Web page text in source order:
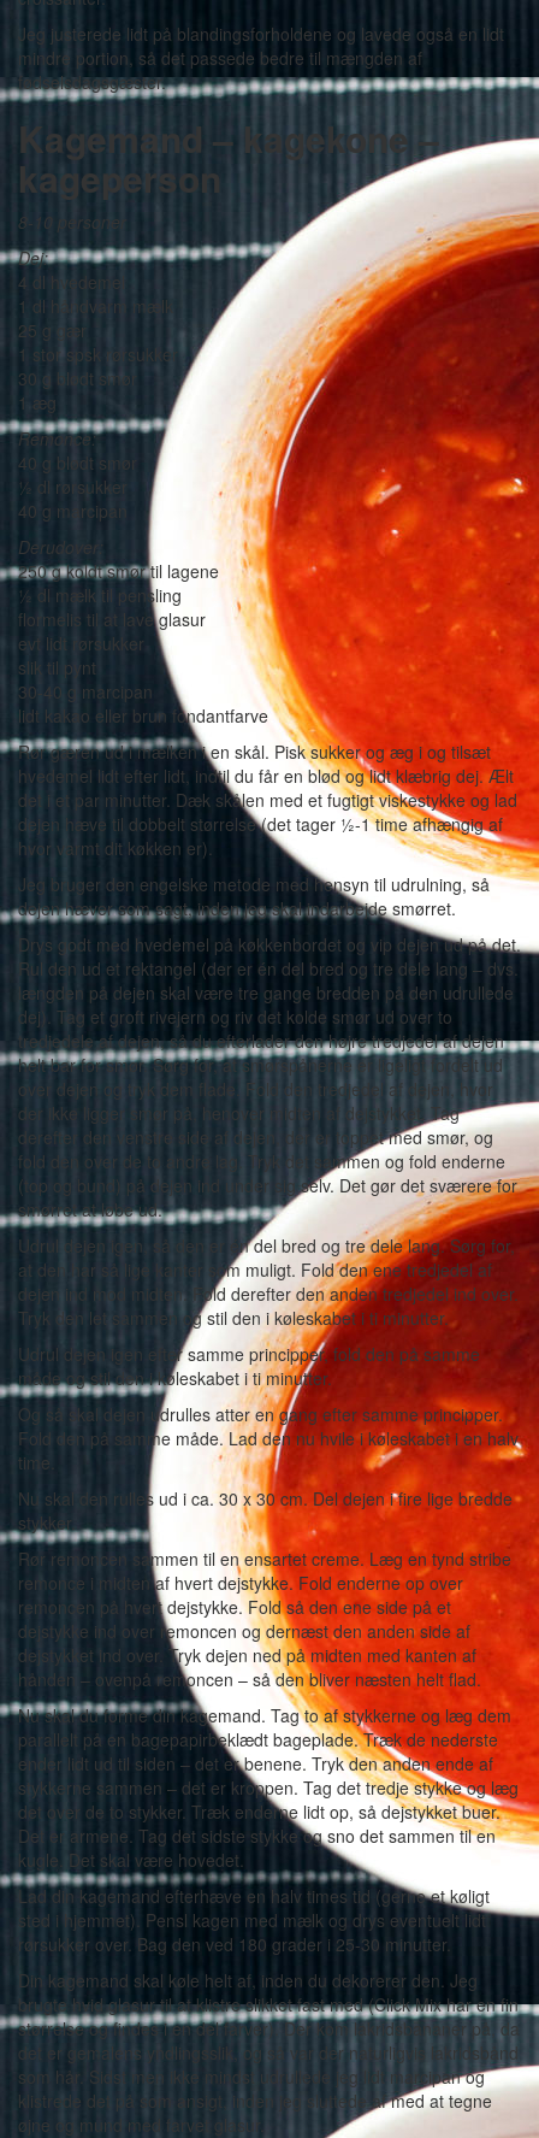
Jeg justerede lidt på blandingsforholdene og lavede også en lidt
mindre portion, så det passede bedre til mængden af
fødselsdagsgæster.
Kagemand – kagekone –
kageperson
8-10 personer
Dej:
4 dl hvedemel
1 dl håndvarm mælk
25 g gær
1 stor spsk rørsukker
30 g blødt smør
1 æg
Remonce:
40 g blødt smør
½ dl rørsukker
40 g marcipan
Derudover:
250 g koldt smør til lagene
½ dl mælk til pensling
flormelis til at lave glasur
evt lidt rørsukker
slik til pynt
30-40 g marcipan
lidt kakao eller brun fondantfarve
Rør gæren ud i mælken i en skål. Pisk sukker og æg i og tilsæt
hvedemel lidt efter lidt, indtil du får en blød og lidt klæbrig dej. Ælt
det i et par minutter. Dæk skålen med et fugtigt viskestykke og lad
dejen hæve til dobbelt størrelse (det tager ½-1 time afhængig af
hvor varmt dit køkken er).
Jeg bruger den engelske metode med hensyn til udrulning, så
dejen hæver som sagt, inden jeg skal indarbejde smørret.
Drys godt med hvedemel på køkkenbordet og vip dejen ud på det.
Rul den ud et rektangel (der er én del bred og tre dele lang – dvs.
længden på dejen skal være tre gange bredden på den udrullede
dej). Tag et groft rivejern og riv det kolde smør ud over to
tredjedele af dejen, så du efterlader den højre tredjedel af dejen
helt bar for smør. Sørg for, at smørspånerne er ligeligt fordelt ud
over dejen og tryk dem flade. Fold den tredjedel af dejen, hvor
der ikke ligger smør på, henover midten af dejstykket. Tag
derefter den venstre side af dejen, der er toppet med smør, og
fold den over de to andre lag. Tryk det sammen og fold enderne
(top og bund) på dejen ind under sig selv. Det gør det sværere for
smørret at løbe ud.
Udrul dejen igen, så den er én del bred og tre dele lang. Sørg for,
at den har så lige kanter som muligt. Fold den ene tredjedel af
dejen ind mod midten. Fold derefter den anden tredjedel ind over.
Tryk den let sammen og stil den i køleskabet i ti minutter.
Udrul dejen igen efter samme principper, fold den på samme
måde og stil den i køleskabet i ti minutter.
Og så skal dejen udrulles atter en gang efter samme principper.
Fold den på samme måde. Lad den nu hvile i køleskabet i en halv
time.
Nu skal den rulles ud i ca. 30 x 30 cm. Del dejen i fire lige bredde
stykker.
Rør remoncen sammen til en ensartet creme. Læg en tynd stribe
remonce i midten af hvert dejstykke. Fold enderne op over
remoncen på hvert dejstykke. Fold så den ene side på et
dejstykke ind over remoncen og dernæst den anden side af
dejstykket ind over. Tryk dejen ned på midten med kanten af
hånden – ovenpå remoncen – så den bliver næsten helt flad.
Nu skal du forme din kagemand. Tag to af stykkerne og læg dem
parallelt på en bagepapirbeklædt bageplade. Træk de nederste
ender lidt ud til siden – det er benene. Tryk den anden ende af
stykkerne sammen – det er kroppen. Tag det tredje stykke og læg
det over de to stykker. Træk enderne lidt op, så dejstykket buer.
Det er armene. Tag det sidste stykke og sno det sammen til en
kugle. Det skal være hovedet.
Lad din kagemand efterhæve en halv times tid (gerne et køligt
sted i hjemmet). Pensl kagen med mælk og drys eventuelt lidt
rørsukker over. Bag den ved 180 grader i 25-30 minutter.
Din kagemand skal køle helt af, inden du dekorerer den. Jeg
brugte hvid glasur til at klistre slikket fast med (Click Mix har en fin
størrelse og findes i en del farver). Der kom lakridsbananer på, da
det er gemalens yndlingsslik, og så var der naturligvis lakridsbånd
som hår. Sidst men ikke mindst udrullede jeg lidt marcipan og
klistrede det på som ansigt, inden jeg sluttede af med at tegne
øjne og mund med farvet glasur.